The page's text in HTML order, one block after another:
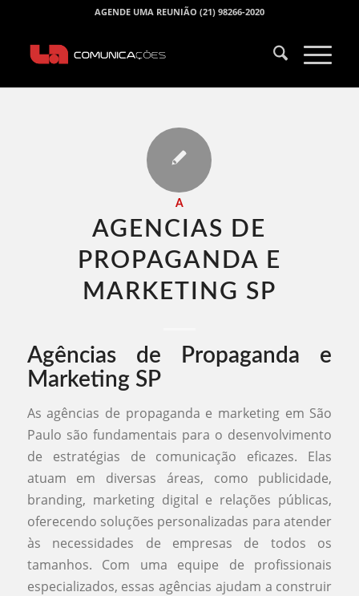
AGENDE UMA REUNIÃO (21) 98266-2020
A
AGENCIAS DE
PROPAGANDA E
MARKETING SP​
Agências de Propaganda e
Marketing SP
As agências de propaganda e marketing em São
Paulo são fundamentais para o desenvolvimento
de estratégias de comunicação eficazes. Elas
atuam em diversas áreas, como publicidade,
branding, marketing digital e relações públicas,
oferecendo soluções personalizadas para atender
às necessidades de empresas de todos os
tamanhos. Com uma equipe de profissionais
especializados, essas agências ajudam a construir